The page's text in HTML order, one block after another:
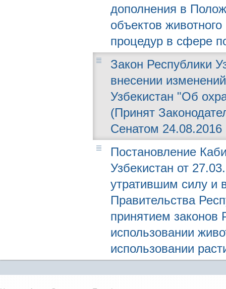
дополнения в
объектов
процедур в сфере
Закон Республики
внесении
Узбекистан "Об
(Принят
Сенатом 24.08.2016
Постановление
Узбекистан от
утратившим силу и
Правительства
принятием законов
использовании
использовании